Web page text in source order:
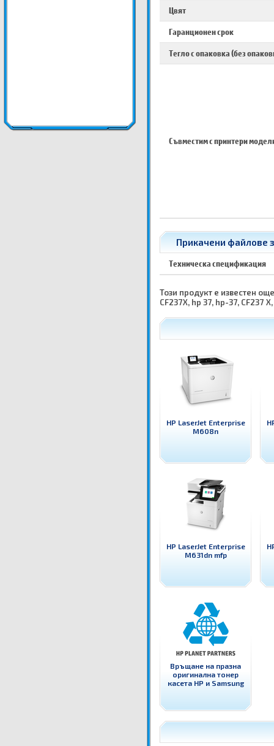
Цвят
Гаранционен срок
Тегло с опаковка (без
Съвместим с принтери
Прикачени файлове
Техническа спецификация
Този продукт е известен
CF237X, hp 37, hp-37, CF237
HP LaserJet Enterprise
M608n
HP LaserJet Enterprise
M631dn mfp
Връщане на празна
оригинална тонер
касета HP и Samsung